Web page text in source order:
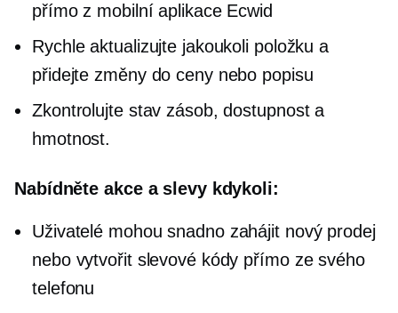
přímo z mobilní aplikace Ecwid
Rychle aktualizujte jakoukoli položku a
přidejte změny do ceny nebo popisu
Zkontrolujte stav zásob, dostupnost a
hmotnost.
Nabídněte akce a slevy kdykoli:
Uživatelé mohou snadno zahájit nový prodej
nebo vytvořit slevové kódy přímo ze svého
telefonu